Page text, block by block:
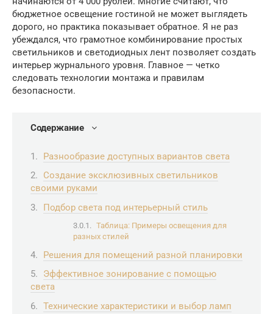
бюджетное освещение гостиной не может выглядеть
дорого, но практика показывает обратное. Я не раз
убеждался, что грамотное комбинирование простых
светильников и светодиодных лент позволяет создать
интерьер журнального уровня. Главное — четко
следовать технологии монтажа и правилам
безопасности.
Содержание
Разнообразие доступных вариантов света
Создание эксклюзивных светильников
своими руками
Подбор света под интерьерный стиль
Таблица: Примеры освещения для
разных стилей
Решения для помещений разной планировки
Эффективное зонирование с помощью
света
Технические характеристики и выбор ламп